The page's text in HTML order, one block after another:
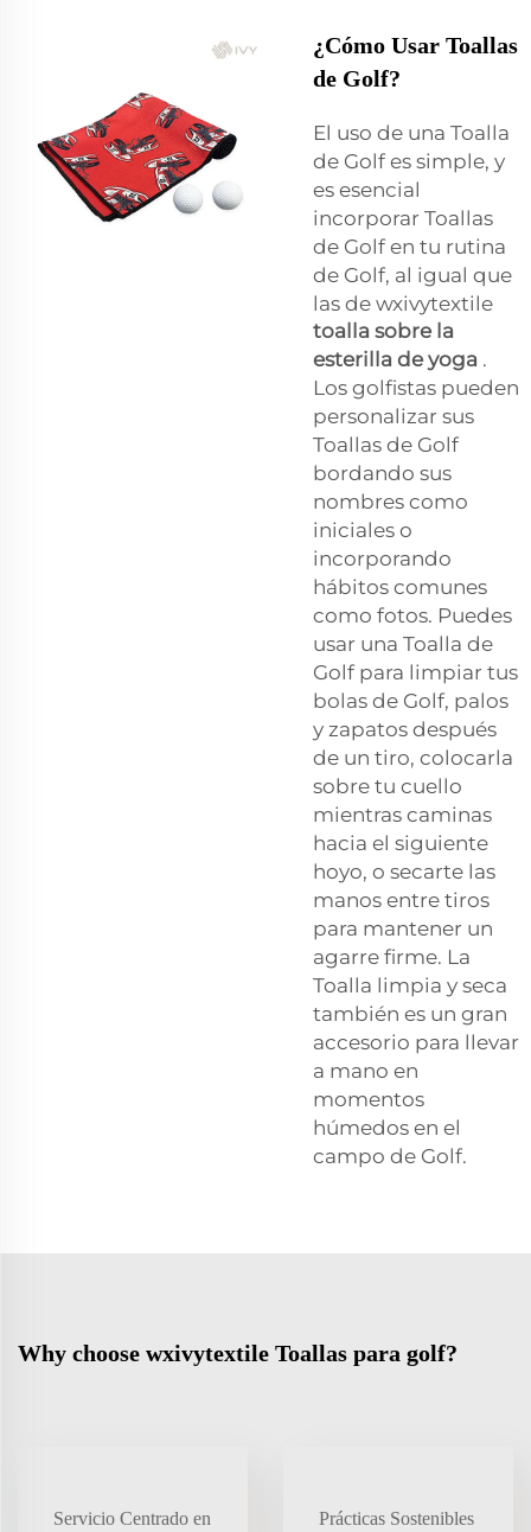
¿Cómo Usar Toallas
de Golf?
El uso de una Toalla
de Golf es simple, y
es esencial
incorporar Toallas
de Golf en tu rutina
de Golf, al igual que
las de wxivytextile
toalla sobre la
esterilla de yoga .
Los golfistas pueden
personalizar sus
Toallas de Golf
bordando sus
nombres como
iniciales o
incorporando
hábitos comunes
como fotos. Puedes
usar una Toalla de
Golf para limpiar tus
bolas de Golf, palos
y zapatos después
de un tiro, colocarla
sobre tu cuello
mientras caminas
hacia el siguiente
hoyo, o secarte las
manos entre tiros
para mantener un
agarre firme. La
Toalla limpia y seca
también es un gran
accesorio para llevar
a mano en
momentos
húmedos en el
campo de Golf.
Why choose wxivytextile Toallas para golf?
Servicio Centrado en
Prácticas Sostenibles